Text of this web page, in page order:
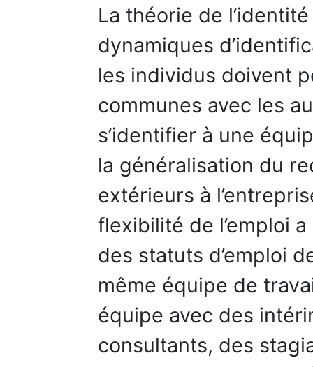
La théorie de
dynamiques
les individus doivent
communes avec les
s’identifier à une
la généralisation du
extérieurs à
flexibilité de l’emploi
des statuts d’emploi
même équipe de
équipe avec des
consultants, des